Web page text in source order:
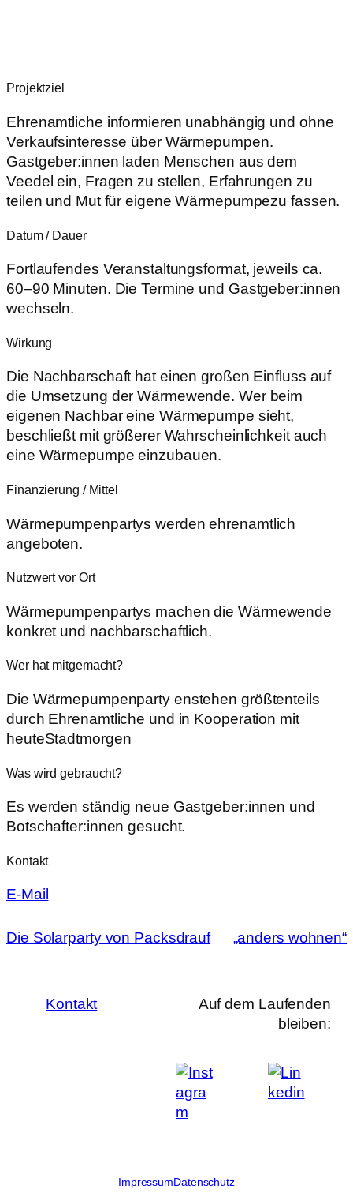
Projektziel
Ehrenamtliche informieren unabhängig und ohne
Verkaufsinteresse über Wärmepumpen.
Gastgeber:innen laden Menschen aus dem
Veedel ein, Fragen zu stellen, Erfahrungen zu
teilen und Mut für eigene Wärmepumpezu fassen.
Datum / Dauer
Fortlaufendes Veranstaltungsformat, jeweils ca.
60–90 Minuten. Die Termine und Gastgeber:innen
wechseln.
Wirkung
Die Nachbarschaft hat einen großen Einfluss auf
die Umsetzung der Wärmewende. Wer beim
eigenen Nachbar eine Wärmepumpe sieht,
beschließt mit größerer Wahrscheinlichkeit auch
eine Wärmepumpe einzubauen.
Finanzierung / Mittel
Wärmepumpenpartys werden ehrenamtlich
angeboten.
Nutzwert vor Ort
Wärmepumpenpartys machen die Wärmewende
konkret und nachbarschaftlich.
Wer hat mitgemacht?
Die Wärmepumpenparty enstehen größtenteils
durch Ehrenamtliche und in Kooperation mit
heuteStadtmorgen
Was wird gebraucht?
Es werden ständig neue Gastgeber:innen und
Botschafter:innen gesucht.
Kontakt
E-Mail
Die Solarparty von Packsdrauf „anders wohnen“
Kontakt
Auf dem Laufenden
bleiben:
ImpressumDatenschutz